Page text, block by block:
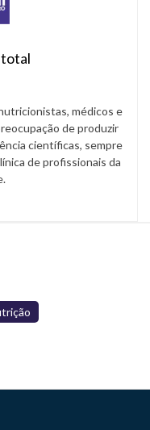
médicos e
de produzir
científicas, sempre
de profissionais da